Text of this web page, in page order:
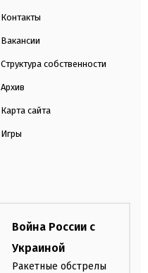
Контакты
Вакансии
Структура собственности
Архив
Карта сайта
Игры
Война России с
Украиной
Ракетные обстрелы